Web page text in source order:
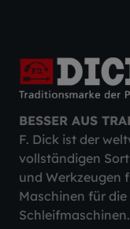
BESSER AUS
F. Dick ist der
vollständigen
und Werkzeugen
Maschinen für
Schleifmaschinen.